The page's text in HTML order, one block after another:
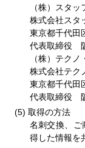
（株）スタ
株式会社スタ
東京都千代田
代表取締役
（株）テク
株式会社テク
東京都千代田
代表取締役
取得の方法
名刺交換、ご
得した情報を